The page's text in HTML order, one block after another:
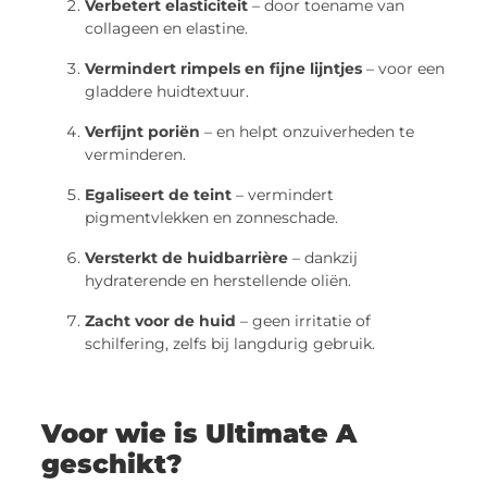
Verbetert elasticiteit – door toename van
collageen en elastine.
Vermindert rimpels en fijne lijntjes – voor een
gladdere huidtextuur.
Verfijnt poriën – en helpt onzuiverheden te
verminderen.
Egaliseert de teint – vermindert
pigmentvlekken en zonneschade.
Versterkt de huidbarrière – dankzij
hydraterende en herstellende oliën.
Zacht voor de huid – geen irritatie of
schilfering, zelfs bij langdurig gebruik.
Voor wie is Ultimate A
geschikt?